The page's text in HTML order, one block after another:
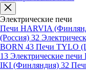
Электрические печи
Печи HARVIA
(Россия) 32
BORN 43 Печи TYLO
13 Электрические
IKI (Финляндия) 32